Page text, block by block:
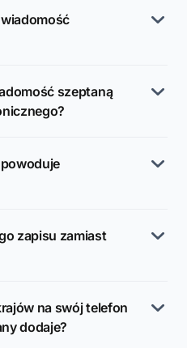
szeptaną
zapisu zamiast
na swój telefon
dodaje?